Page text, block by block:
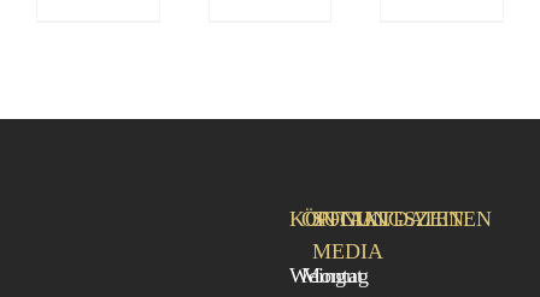
KONTAKTDATEN
Weingut
ÖFFNUNGSZEITEN
Montag
SOCIAL
MEDIA